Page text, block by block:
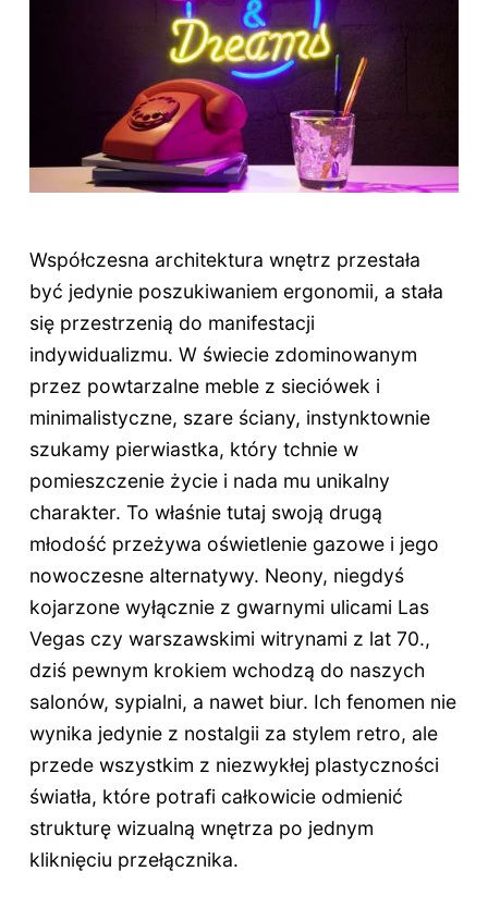
Współczesna architektura wnętrz przestała
być jedynie poszukiwaniem ergonomii, a stała
się przestrzenią do manifestacji
indywidualizmu. W świecie zdominowanym
przez powtarzalne meble z sieciówek i
minimalistyczne, szare ściany, instynktownie
szukamy pierwiastka, który tchnie w
pomieszczenie życie i nada mu unikalny
charakter. To właśnie tutaj swoją drugą
młodość przeżywa oświetlenie gazowe i jego
nowoczesne alternatywy. Neony, niegdyś
kojarzone wyłącznie z gwarnymi ulicami Las
Vegas czy warszawskimi witrynami z lat 70.,
dziś pewnym krokiem wchodzą do naszych
salonów, sypialni, a nawet biur. Ich fenomen nie
wynika jedynie z nostalgii za stylem retro, ale
przede wszystkim z niezwykłej plastyczności
światła, które potrafi całkowicie odmienić
strukturę wizualną wnętrza po jednym
kliknięciu przełącznika.